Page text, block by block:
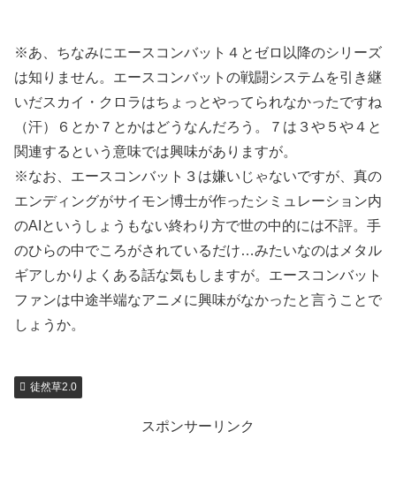
※あ、ちなみにエースコンバット４とゼロ以降のシリーズ
は知りません。エースコンバットの戦闘システムを引き継
いだスカイ・クロラはちょっとやってられなかったですね
（汗）６とか７とかはどうなんだろう。７は３や５や４と
関連するという意味では興味がありますが。
※なお、エースコンバット３は嫌いじゃないですが、真の
エンディングがサイモン博士が作ったシミュレーション内
のAIというしょうもない終わり方で世の中的には不評。手
のひらの中でころがされているだけ…みたいなのはメタル
ギアしかりよくある話な気もしますが。エースコンバット
ファンは中途半端なアニメに興味がなかったと言うことで
しょうか。
徒然草2.0
スポンサーリンク